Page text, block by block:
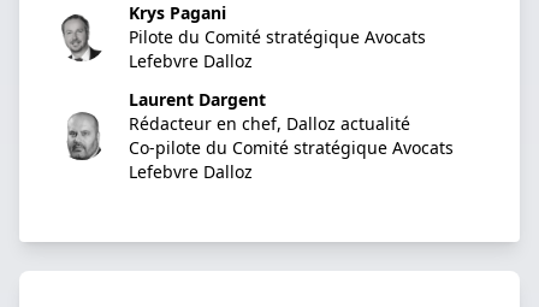
Krys Pagani
Pilote du Comité stratégique Avocats
Lefebvre Dalloz
Laurent Dargent
Rédacteur en chef, Dalloz actualité
Co-pilote du Comité stratégique Avocats
Lefebvre Dalloz